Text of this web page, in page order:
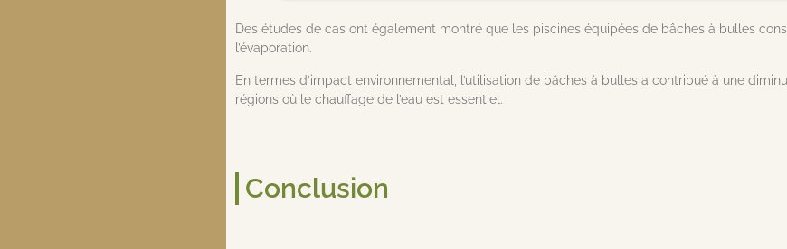
Des études de cas ont également montré que les piscines équipées de bâches à bulles
l’évaporation.
En termes d’impact environnemental, l’utilisation de bâches à bulles a contribué à une
régions où le chauffage de l’eau est essentiel.
Conclusion